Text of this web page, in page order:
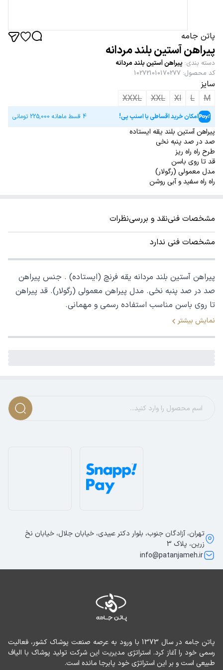
پاتن جامه
پیراهن آستین بلند مردانه
دسته بندی: پیراهن آستین بلند مردانه
کد محصول:
102721010170277
سایز
M
L
Xl
XXL
XXXL
امکان خرید اقساطی با اسنپ پی! 4 قسط ماهانه 225,000 تومانی
پیراهن آستین بلند یقه ایستاده
صد در صد پنبه نخی
طرح راه راه ریز
قد تا روی باسن
مدل معمولی (رگولار)
راه راه سفید و آبی روشن
مشخصات فنینقد و بررسینظرات
مشخصات فنی ندارد
پیراهن آستین بلند مردانه یقه فرنچ (ایستاده) . جنس پیراهن
صد در صد پنبه نخی. مدل پیراهن معمولی (رگولار). قد پیراهن
تا روی باسن مناسب استفاده رسمی و مهمانی.
نمایش بیشتر
طبیعی است و بر این استراتژی خود پابرجا مانده است.
تهران، آزادگان جنوب، بلوار دکتر عبیدی، خیابان جلال، خیابان نخ
زرین، پلاک 3
info@patanjameh.ir